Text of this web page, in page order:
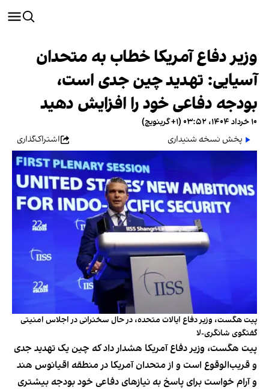
وزیر دفاع آمریکا خطاب به متحدان
آسیایی: تهدید چین جدی است،
بودجه دفاعی خود را افزایش دهید
۱۰ خرداد ۱۴۰۴، ۰۳:۵۲ (‎+۱ گرینویچ)
پخش نسخه شنیداری
اشتراک‌گذاری
پیت هگست، وزیر دفاع ایالات متحده، در حال سخنرانی در اجلاس امنیتی
گفتگوی شانگری-لا
پیت هگست، وزیر دفاع آمریکا هشدار داد که چین یک تهدید جدی
و قریب‌الوقوع است و از متحدان آمریکا در منطقه اقیانوس هند
و آرام خواست برای پاسخ به نیازهای دفاعی خود بودجه بیشتری